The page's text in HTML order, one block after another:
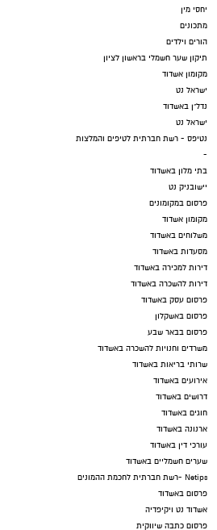
יחסי מין
מתכונים
הורים וילדים
תיקון שער חשמלי בראשון לציון
מקומון אשדוד
ישראל נט
נדל"ן באשדוד
ישראל נט
נטיפס - רשת חברתית לטיפים והמלצות
-
בתי מלון באשדוד
יישובניק נט
פרסום במקומונים
מקומון אשדוד
משלוחים באשדוד
מסעדות באשדוד
דירות למכירה באשדוד
דירות להשכרה באשדוד
פרסום עסק באשדוד
פרסום באשקלון
פרסום בבאר שבע
משרדים וחנויות להשכרה באשדוד
שרותי בריאות באשדוד
אירועים באשדוד
דרושים באשדוד
חוגים באשדוד
ארנונה באשדוד
עורכי דין באשדוד
שערים חשמליים באשדוד
Netips -רשת חברתית לחכמת ההמונים
פרסום באשדוד
אשדוד נט ויקיפדיה
פרסום כתבה שיווקית